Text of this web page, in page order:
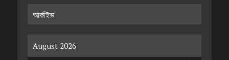
আর্কাইভ
August 2026